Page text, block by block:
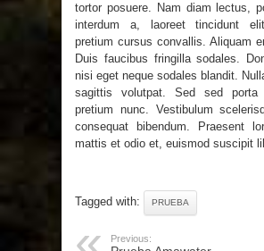
tortor posuere. Nam diam lectus,
interdum a, laoreet tincidunt
pretium cursus convallis. Aliquam
Duis faucibus fringilla sodales.
nisi eget neque sodales blandit.
sagittis volutpat. Sed sed porta
pretium nunc. Vestibulum
consequat bibendum. Praesent
mattis et odio et, euismod suscipit
Tagged with: PRUEBA
Previous: